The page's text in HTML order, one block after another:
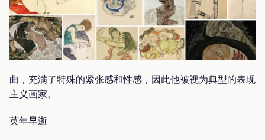
曲，充满了特殊的紧张感和性感，因此他被视为典型的表现
主义画家。
英年早逝